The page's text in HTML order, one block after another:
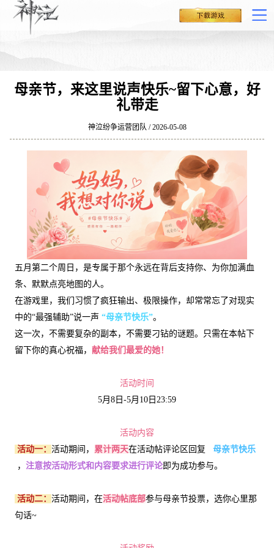
母亲节，来这里说声快乐~留下心意，好
礼带走
神泣纷争运营团队 / 2026-05-08
五月第二个周日，是专属于那个永远在背后支持你、为你加满血
条、默默点亮地图的人。
在游戏里，我们习惯了疯狂输出、极限操作，却常常忘了对现实
中的“最强辅助”说一声 “母亲节快乐”。
这一次，不需要复杂的副本，不需要刁钻的谜题。只需在本帖下
留下你的真心祝福， 献给我们最爱的她！
活动时间
5月8日-5月10日23:59
活动内容
活动一： 活动期间， 累计两天在活动帖评论区 回复 母亲节快乐
， 注意按活动形式和内容要求进行评论即为成功参与。
活动二： 活动期间，在活动帖底部参与母亲节投票，选你心里那
句话~